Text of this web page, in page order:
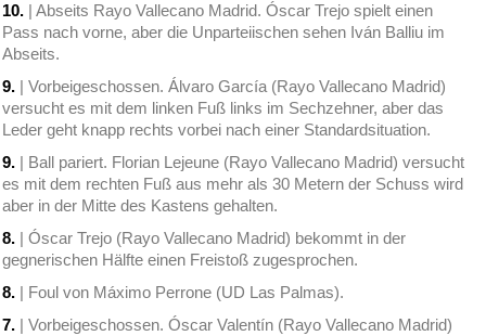
10. | Abseits Rayo Vallecano Madrid. Óscar Trejo spielt einen
Pass nach vorne, aber die Unparteiischen sehen Iván Balliu im
Abseits.
9. | Vorbeigeschossen. Álvaro García (Rayo Vallecano Madrid)
versucht es mit dem linken Fuß links im Sechzehner, aber das
Leder geht knapp rechts vorbei nach einer Standardsituation.
9. | Ball pariert. Florian Lejeune (Rayo Vallecano Madrid) versucht
es mit dem rechten Fuß aus mehr als 30 Metern der Schuss wird
aber in der Mitte des Kastens gehalten.
8. | Óscar Trejo (Rayo Vallecano Madrid) bekommt in der
gegnerischen Hälfte einen Freistoß zugesprochen.
8. | Foul von Máximo Perrone (UD Las Palmas).
7. | Vorbeigeschossen. Óscar Valentín (Rayo Vallecano Madrid)